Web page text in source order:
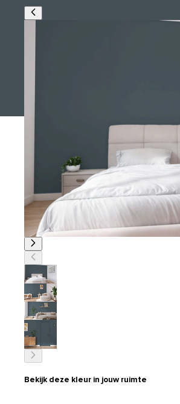
Bekijk deze kleur in jouw ruimte